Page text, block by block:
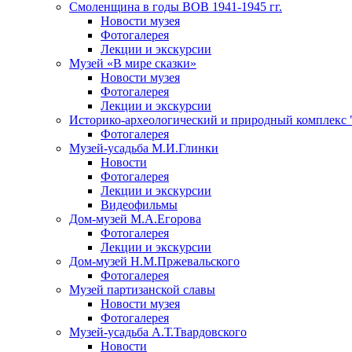
Смоленщина в годы ВОВ 1941-1945 гг.
Новости музея
Фотогалерея
Лекции и экскурсии
Музей «В мире сказки»
Новости музея
Фотогалерея
Лекции и экскурсии
Историко-археологический и природный комплекс
Фотогалерея
Музей-усадьба М.И.Глинки
Новости
Фотогалерея
Лекции и экскурсии
Видеофильмы
Дом-музей М.А.Егорова
Фотогалерея
Лекции и экскурсии
Дом-музей Н.М.Пржевальского
Фотогалерея
Музей партизанской славы
Новости музея
Фотогалерея
Музей-усадьба А.Т.Твардовского
Новости